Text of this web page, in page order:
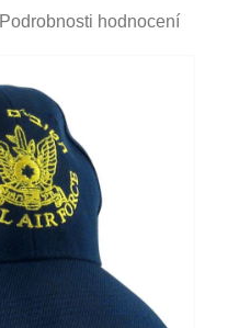
Podrobnosti hodnocení